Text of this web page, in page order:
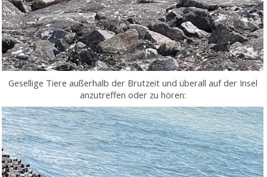
Gesellige Tiere außerhalb der Brutzeit und überall auf der Insel
anzutreffen oder zu hören: